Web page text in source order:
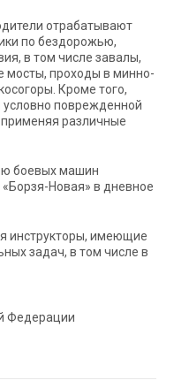
отрабатывают
по бездорожью,
в том числе завалы,
мосты, проходы в минно-
Кроме того,
поврежденной
применяя различные
боевых машин
Новая» в дневное
инструкторы, имеющие
задач, в том числе в
Федерации